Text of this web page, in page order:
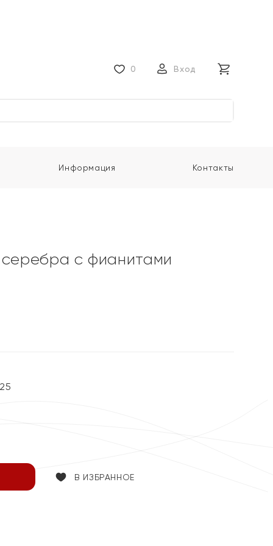
0 Вход
Информация Контакты
с фианитами
В ИЗБРАННОЕ